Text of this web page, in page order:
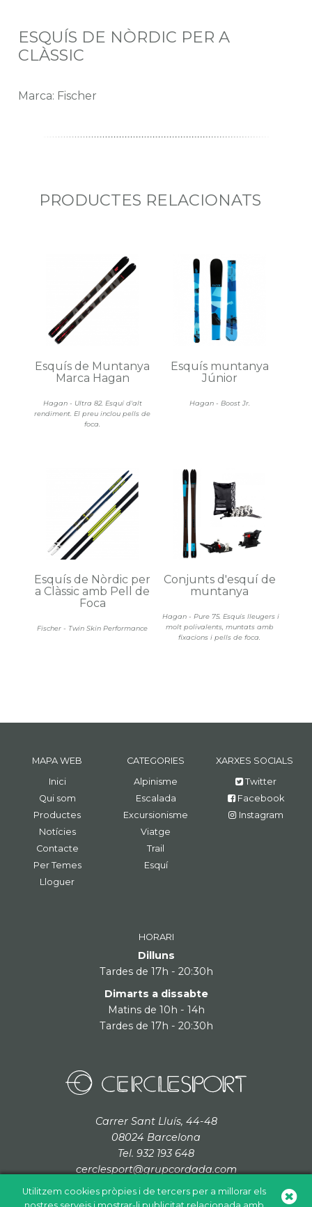
Utilitzem cookies pròpies i de tercers per a millorar els
ESQUÍS DE NÒRDIC PER A
CLÀSSIC
Marca: Fischer
PRODUCTES RELACIONATS
Hagan - Ultra 82. Esquí d'alt
rendiment. El preu inclou pells de
foca.
Esquís de Muntanya
Marca Hagan
Hagan - Boost Jr.
Esquís muntanya
Júnior
Fischer - Twin Skin Performance
Esquís de Nòrdic per
a Clàssic amb Pell de
Foca
Hagan - Pure 75. Esquís lleugers i
molt polivalents, muntats amb
fixacions i pells de foca.
Conjunts d'esquí de
muntanya
MAPA WEB
Inici
Qui som
Productes
Notícies
Contacte
Per Temes
Lloguer
CATEGORIES
Alpinisme
Escalada
Excursionisme
Viatge
Trail
Esquí
XARXES SOCIALS
Twitter
Facebook
Instagram
HORARI
Dilluns
Tardes de 17h - 20:30h
Dimarts a dissabte
Matins de 10h - 14h
Tardes de 17h - 20:30h
Carrer Sant Lluís, 44-48
08024 Barcelona
Tel. 932 193 648
cerclesport@grupcordada.com